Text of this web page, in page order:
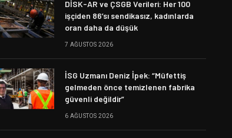
DİSK-AR ve ÇSGB Verileri: Her 100
işçiden 86’sı sendikasız, kadınlarda
oran daha da düşük
7 AĞUSTOS 2026
İSG Uzmanı Deniz İpek: “Müfettiş
gelmeden önce temizlenen fabrika
güvenli değildir”
6 AĞUSTOS 2026